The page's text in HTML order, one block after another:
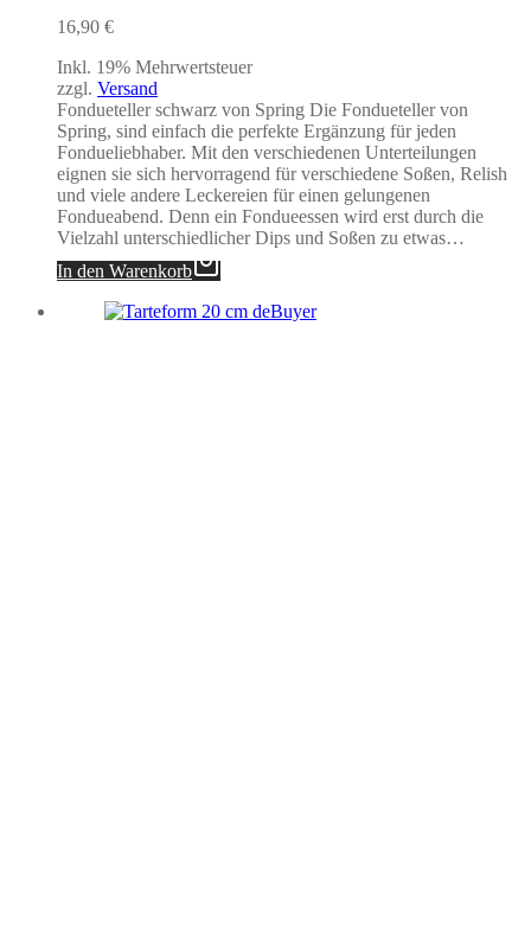
16,90 €
Inkl. 19% Mehrwertsteuer
zzgl. Versand
Fondueteller schwarz von Spring Die Fondueteller von
Spring, sind einfach die perfekte Ergänzung für jeden
Fondueliebhaber. Mit den verschiedenen Unterteilungen
eignen sie sich hervorragend für verschiedene Soßen, Relish
und viele andere Leckereien für einen gelungenen
Fondueabend. Denn ein Fondueessen wird erst durch die
Vielzahl unterschiedlicher Dips und Soßen zu etwas…
In den Warenkorb